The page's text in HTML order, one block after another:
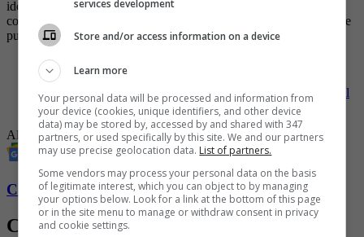
idea sería regularizar a quienes llevan viviendo por cinco años y
conceder un permiso de larga duración si pueden comprobar que se
pueden sostener económicamente.
-El país que vende tours VIP para atravesar el Tapón del
Darién
-El país europeo que le ofrece trabajo a colombianos y por el
que pagan hasta 15 millones de pesos
AlemaniaJóvenes
Conozca más de Soho aquí
Contenido Relacionado
services development
Store and/or access information on a device
Learn more
Your personal data will be processed and information from
your device (cookies, unique identifiers, and other device
data) may be stored by, accessed by and shared with 347
partners, or used specifically by this site. We and our partners
may use precise geolocation data. List of partners.
Some vendors may process your personal data on the basis
of legitimate interest, which you can object to by managing
your options below. Look for a link at the bottom of this page
or in the site menu to manage or withdraw consent in privacy
and cookie settings.